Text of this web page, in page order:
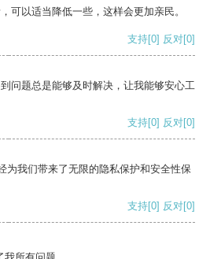
可以适当降低一些，这样会更加亲民。
支持[0] 反对[0]
问题总是能够及时解决，让我能够安心工
支持[0] 反对[0]
为我们带来了无限的隐私保护和安全性保
支持[0] 反对[0]